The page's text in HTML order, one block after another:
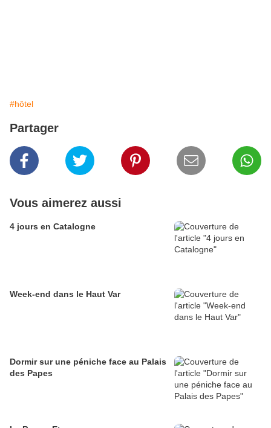
#hôtel
Partager
Vous aimerez aussi
4 jours en Catalogne
Week-end dans le Haut Var
Dormir sur une péniche face au Palais
des Papes